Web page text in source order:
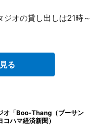
オの貸し出しは21時～
る
オ「Boo-Thang（ブーサン
ハマ経済新聞）